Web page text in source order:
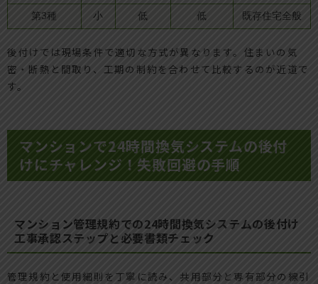
第3種 小 低 低 既存住宅全般
後付けでは現場条件で適切な方式が異なります。住まいの気
密・断熱と間取り、工期の制約を合わせて比較するのが近道で
す。
マンションで24時間換気システムの後付
けにチャレンジ！失敗回避の手順
マンション管理規約での24時間換気システムの後付け
工事承認ステップと必要書類チェック
管理規約と使用細則を丁寧に読み、共用部分と専有部分の線引